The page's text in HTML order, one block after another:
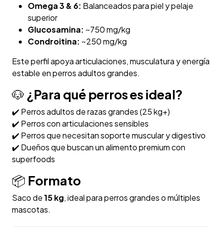
Omega 3 & 6: Balanceados para piel y pelaje
superior
Glucosamina: ~750 mg/kg
Condroitina: ~250 mg/kg
Este perfil apoya articulaciones, musculatura y energía
estable en perros adultos grandes.
🐶 ¿Para qué perros es ideal?
✔️ Perros adultos de razas grandes (25 kg+)
✔️ Perros con articulaciones sensibles
✔️ Perros que necesitan soporte muscular y digestivo
✔️ Dueños que buscan un alimento premium con
superfoods
📦 Formato
Saco de15 kg, ideal para perros grandes o múltiples
mascotas.